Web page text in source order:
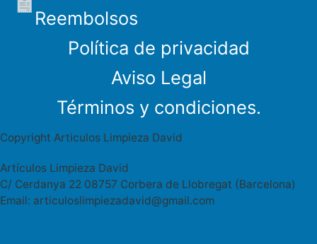
Reembolsos
Política de privacidad
Aviso Legal
Términos y condiciones.
Copyright Articulos Limpieza David
Artículos Limpieza David
C/ Cerdanya 22 08757 Corbera de Llobregat (Barcelona)
Email: articuloslimpiezadavid@gmail.com